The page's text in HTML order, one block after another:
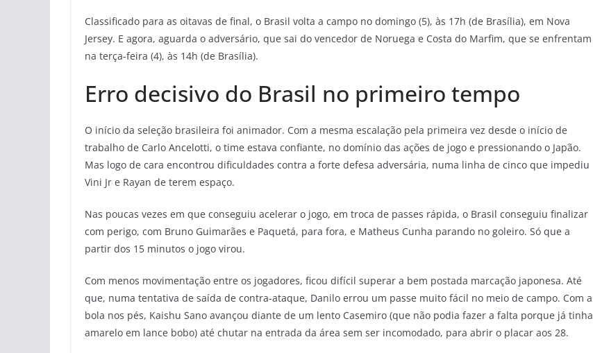
Classificado para as oitavas de final, o Brasil volta a campo no domingo (5), às 17h (de Brasília), em Nova
Jersey. E agora, aguarda o adversário, que sai do vencedor de Noruega e Costa do Marfim, que se enfrentam
na terça-feira (4), às 14h (de Brasília).
Erro decisivo do Brasil no primeiro tempo
O início da seleção brasileira foi animador. Com a mesma escalação pela primeira vez desde o início de
trabalho de Carlo Ancelotti, o time estava confiante, no domínio das ações de jogo e pressionando o Japão.
Mas logo de cara encontrou dificuldades contra a forte defesa adversária, numa linha de cinco que impediu
Vini Jr e Rayan de terem espaço.
Nas poucas vezes em que conseguiu acelerar o jogo, em troca de passes rápida, o Brasil conseguiu finalizar
com perigo, com Bruno Guimarães e Paquetá, para fora, e Matheus Cunha parando no goleiro. Só que a
partir dos 15 minutos o jogo virou.
Com menos movimentação entre os jogadores, ficou difícil superar a bem postada marcação japonesa. Até
que, numa tentativa de saída de contra-ataque, Danilo errou um passe muito fácil no meio de campo. Com a
bola nos pés, Kaishu Sano avançou diante de um lento Casemiro (que não podia fazer a falta porque já tinha
amarelo em lance bobo) até chutar na entrada da área sem ser incomodado, para abrir o placar aos 28.